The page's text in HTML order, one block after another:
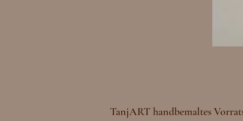
TanjART handbemaltes